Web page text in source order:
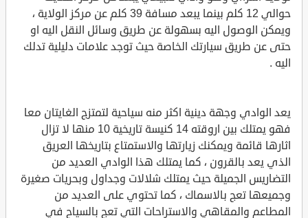
حوالي 12 كلم بينما يبعد مسافة 39 كلم عن مركز الولاية ،
ويمكن الوصول اليه بسهولة عن طريق وسائل النقل اليه او
حتى عن طريق سيارتك الخاصة حيث توجد علامات دليلية تدلك
اليه .
يعد الوادي وجهة دينية اكثر منه سياحية لتمتزج الغايتان معا
فهو يمتلك بين اروقته 14 كنيسة تاريخية 10 منها لا تزال
اثارها قائمة ويمكنك زيارتها والاستمتاع بتاريخها العريق
الذي يعد بالقرون ، كما يمتلك هذا الوادي العديد من
التضاريس الجميلة حيث يمتلك شلالات وجداول وبحريات صغيرة
وجميعها تعج بالاسماك ، كما تحتوي على العديد من
المطاعم والمقاهي والاستراحات التي تعج بالسياح في